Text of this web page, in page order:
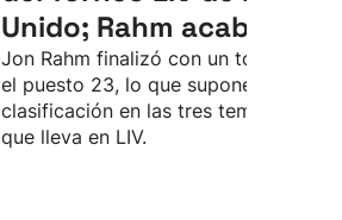
Unido; Rahm acaba 23º
Jon Rahm finalizó con un total de -4
el puesto 23, lo que supone su peor
clasificación en las tres temporadas
que lleva en LIV.